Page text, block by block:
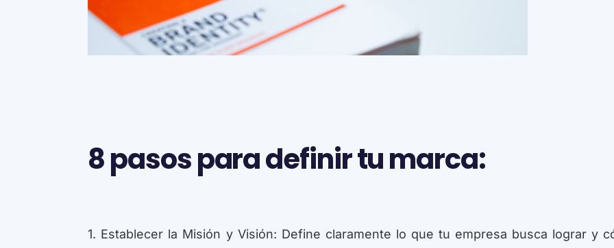
8 pasos para definir tu marca:
1. Establecer la Misión y Visión: Define claramente lo que tu empresa busca lograr y